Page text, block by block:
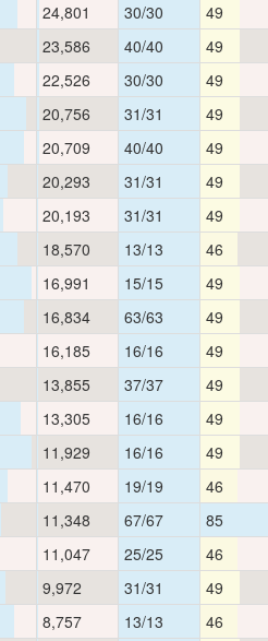
24,801 30/30 49
23,586 40/40 49
22,526 30/30 49
20,756 31/31 49
20,709 40/40 49
20,293 31/31 49
20,193 31/31 49
18,570 13/13 46
16,991 15/15 49
16,834 63/63 49
16,185 16/16 49
13,855 37/37 49
13,305 16/16 49
11,929 16/16 49
11,470 19/19 46
11,348 67/67 85
11,047 25/25 46
9,972 31/31 49
8,757 13/13 46